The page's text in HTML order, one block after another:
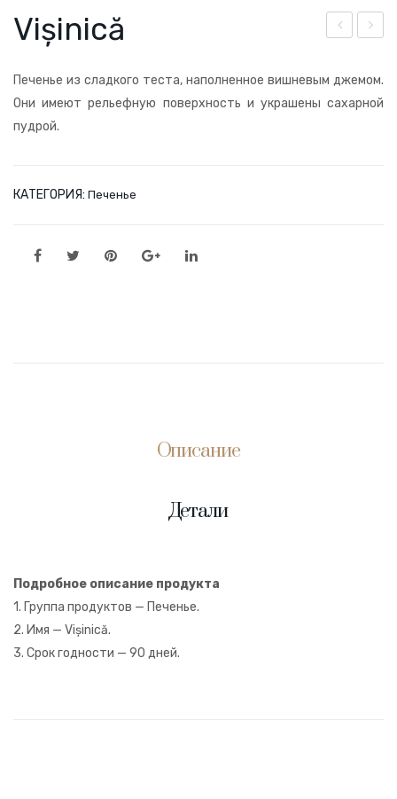
bet ulițe
Vișinică
Печенье из сладкого теста, наполненное вишневым джемом.
Они имеют рельефную поверхность и украшены сахарной
пудрой.
КАТЕГОРИЯ: Печенье
Описание
Детали
Подробное описание продукта
1. Группа продуктов — Печенье.
2. Имя — Vișinică.
3. Срок годности — 90 дней.